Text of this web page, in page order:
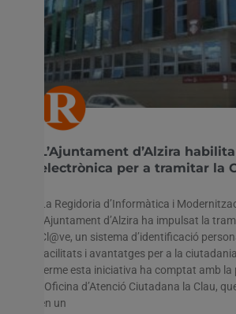
L’Ajuntament d’Alzira
electrònica per a tramitar la
La Regidoria d’Informàtica i
l’Ajuntament d’Alzira ha impulsat la
Cl@ve, un sistema d’identificació
facilitats i avantatges per a la
terme esta iniciativa ha comptat amb
l’Oficina d’Atenció Ciutadana la Clau,
en un